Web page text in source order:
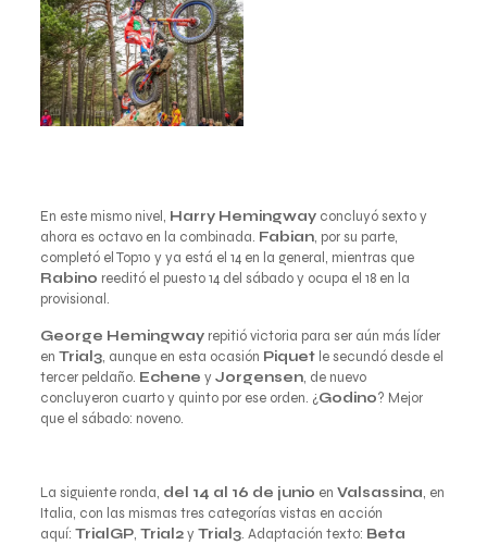
En este mismo nivel, Harry Hemingwayconcluyó sexto y
ahora es octavo en la combinada. Fabian, por su parte,
completó el Top10 y ya está el 14 en la general, mientras que
Rabino reeditó el puesto 14 del sábado y ocupa el 18 en la
provisional.
George Hemingwayrepitió victoria para ser aún más líder
en Trial3, aunque en esta ocasión Piquetle secundó desde el
tercer peldaño. Echene y Jorgensen, de nuevo
concluyeron cuarto y quinto por ese orden. ¿Godino? Mejor
que el sábado: noveno.
La siguiente ronda, del 14 al 16 de junio en Valsassina, en
Italia, con las mismas tres categorías vistas en acción
aquí: TrialGP, Trial2y Trial3. Adaptación texto: Beta